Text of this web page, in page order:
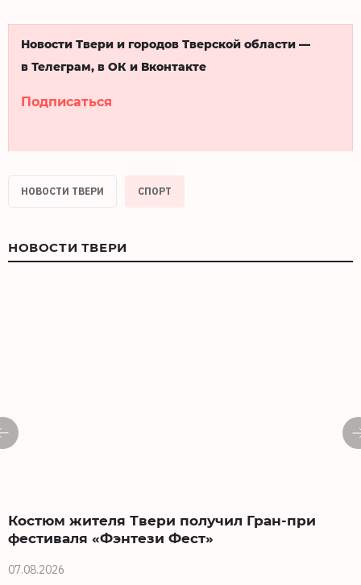
Новости Твери и городов Тверской области —
в Телеграм, в ОК и Вконтакте
Подписаться
НОВОСТИ ТВЕРИ СПОРТ
НОВОСТИ ТВЕРИ
Костюм жителя Твери получил Гран-при
фестиваля «Фэнтези Фест»
07.08.2026